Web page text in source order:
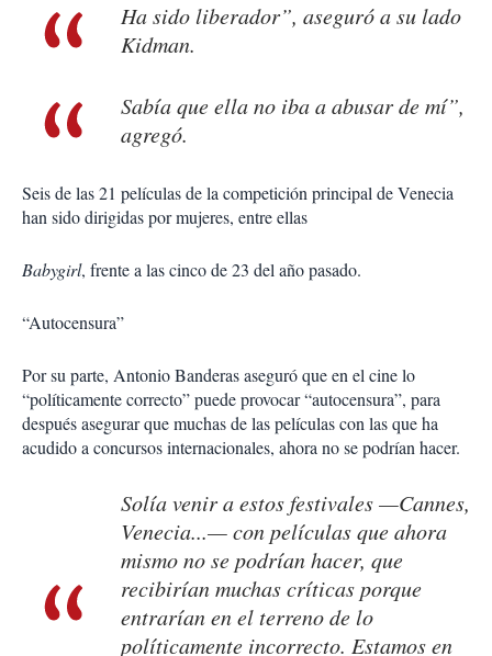
Ha sido liberador”, aseguró a su lado
Kidman.
Sabía que ella no iba a abusar de mí”,
agregó.
Seis de las 21 películas de la competición principal de Venecia
han sido dirigidas por mujeres, entre ellas
Babygirl, frente a las cinco de 23 del año pasado.
“Autocensura”
Por su parte, Antonio Banderas aseguró que en el cine lo
“políticamente correcto” puede provocar “autocensura”, para
después asegurar que muchas de las películas con las que ha
acudido a concursos internacionales, ahora no se podrían hacer.
Solía venir a estos festivales —Cannes,
Venecia...— con películas que ahora
mismo no se podrían hacer, que
recibirían muchas críticas porque
entrarían en el terreno de lo
políticamente incorrecto. Estamos en